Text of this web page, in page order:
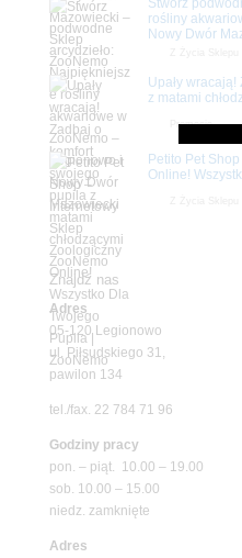
rośliny
Nowy Dwór
Promocje
Upały
z matami
Petito Pet
Online!
Znajdź nas
Adres
05-120 Legionowo
ul. Piłsudskiego 31,
pawilon 134
tel./fax. 22 784 71 96
Godziny pracy
pon. – piąt. 10.00 – 19.00
sob. 10.00 – 15.00
niedz. zamknięte
Adres